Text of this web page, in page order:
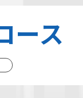
ース